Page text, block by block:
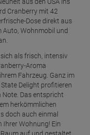
aus den USA ins
Cranberry mit 42
Dose direkt aus
Auto, Wohnmobil und
als frisch, intensiv
Aroma
Fahrzeug. Ganz im
Delight profitieren
Note. Das entspricht
herkömmlichen
doch auch einmal
Ihrer Wohnung! Ein